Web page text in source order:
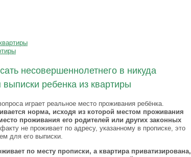
несовершеннолетнего в никуда
выписки ребенка из квартиры
играет реальное место проживания ребёнка.
норма, исходя из которой местом проживания
проживания его родителей или других законных
не проживает по адресу, указанному в прописке, это
для его выписки.
по месту прописки, а квартира приватизирована,